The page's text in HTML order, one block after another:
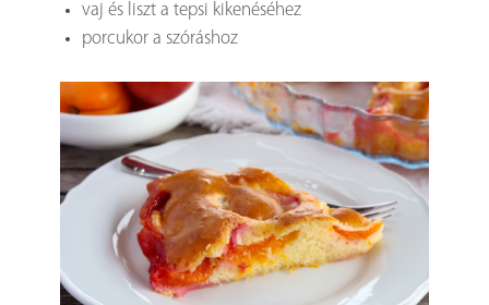
vaj és liszt a tepsi kikenéséhez
porcukor a szóráshoz